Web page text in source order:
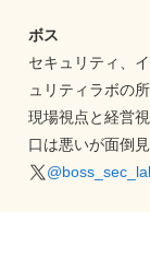
ボス
セキュリティ、
ュリティラボの
現場視点と経営
口は悪いが面倒